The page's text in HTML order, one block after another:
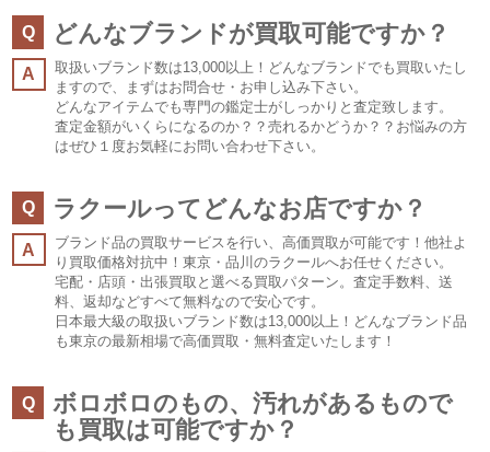
Q どんなブランドが買取可能ですか？
A
取扱いブランド数は13,000以上！どんなブランドでも買取いたし
ますので、まずはお問合せ・お申し込み下さい。
どんなアイテムでも専門の鑑定士がしっかりと査定致します。
査定金額がいくらになるのか？？売れるかどうか？？お悩みの方
はぜひ１度お気軽にお問い合わせ下さい。
Q ラクールってどんなお店ですか？
A
ブランド品の買取サービスを行い、高価買取が可能です！他社よ
り買取価格対抗中！東京・品川のラクールへお任せください。
宅配・店頭・出張買取と選べる買取パターン。査定手数料、送
料、返却などすべて無料なので安心です。
日本最大級の取扱いブランド数は13,000以上！どんなブランド品
も東京の最新相場で高価買取・無料査定いたします！
Q
ボロボロのもの、汚れがあるもので
も買取は可能ですか？